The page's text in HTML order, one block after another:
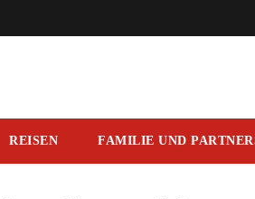
REISEN FAMILIE UND